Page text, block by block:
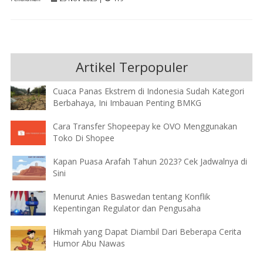
Artikel Terpopuler
Cuaca Panas Ekstrem di Indonesia Sudah Kategori
Berbahaya, Ini Imbauan Penting BMKG
Cara Transfer Shopeepay ke OVO Menggunakan
Toko Di Shopee
Kapan Puasa Arafah Tahun 2023? Cek Jadwalnya di
Sini
Menurut Anies Baswedan tentang Konflik
Kepentingan Regulator dan Pengusaha
Hikmah yang Dapat Diambil Dari Beberapa Cerita
Humor Abu Nawas